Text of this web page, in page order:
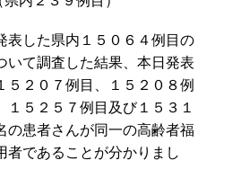
表した県内１５０６４例目の
いて調査した結果、本日発表
５２０７例目、１５２０８例
１５２５７例目及び１５３１
の患者さんが同一の高齢者福
者であることが分かりまし